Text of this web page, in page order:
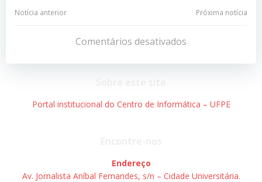
Navegação
Post
Notícia anterior
Navegação
de
Post
Próxima notícia
Comentários desativados
Portal institucional do Centro de Informática – UFPE
Endereço
Av. Jornalista Aníbal Fernandes, s/n – Cidade Universitária.